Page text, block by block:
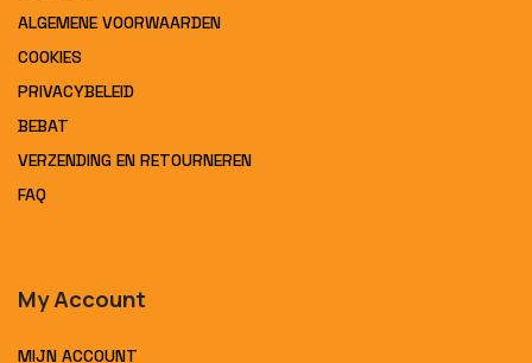
ALGEMENE VOORWAARDEN
COOKIES
PRIVACYBELEID
BEBAT
VERZENDING EN RETOURNEREN
FAQ
My Account
MIJN ACCOUNT